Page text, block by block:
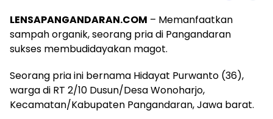
LENSAPANGANDARAN.COM – Memanfaatkan
sampah organik, seorang pria di Pangandaran
sukses membudidayakan magot.
Seorang pria ini bernama Hidayat Purwanto (36),
warga di RT 2/10 Dusun/Desa Wonoharjo,
Kecamatan/Kabupaten Pangandaran, Jawa barat.